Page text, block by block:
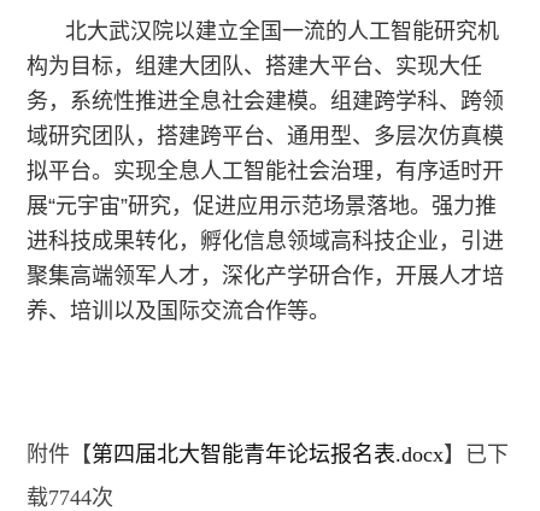
北大武汉院以建立全国一流的人工智能研究机
构为目标，组建大团队、搭建大平台、实现大任
务，系统性推进全息社会建模。组建跨学科、跨领
域研究团队，搭建跨平台、通用型、多层次仿真模
拟平台。实现全息人工智能社会治理，有序适时开
展“元宇宙”研究，促进应用示范场景落地。强力推
进科技成果转化，孵化信息领域高科技企业，引进
聚集高端领军人才，深化产学研合作，开展人才培
养、培训以及国际交流合作等。
附件【第四届北大智能青年论坛报名表.docx】已下
载7744次